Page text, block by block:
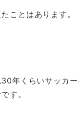
ことはあります。
年くらいサッカ
す。